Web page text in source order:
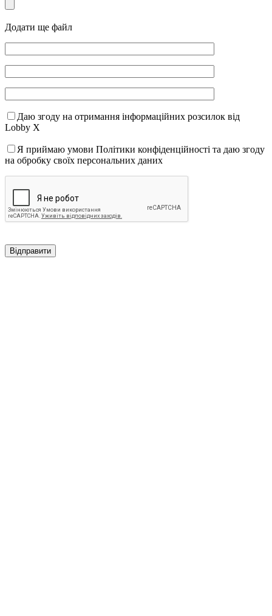
Додати ще файл
Даю згоду на отримання інформаційних розсилок від
Lobby X
Я приймаю умови Політики конфіденційності та даю згоду
на обробку своїх персональних даних